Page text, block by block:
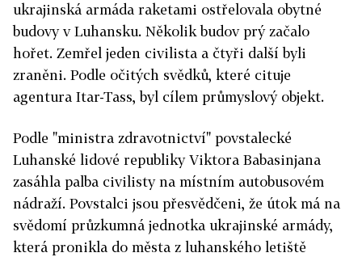
ukrajinská armáda raketami ostřelovala obytné
budovy v Luhansku. Několik budov prý začalo
hořet. Zemřel jeden civilista a čtyři další byli
zraněni. Podle očitých svědků, které cituje
agentura Itar-Tass, byl cílem průmyslový objekt.
Podle "ministra zdravotnictví" povstalecké
Luhanské lidové republiky Viktora Babasinjana
zasáhla palba civilisty na místním autobusovém
nádraží. Povstalci jsou přesvědčeni, že útok má na
svědomí průzkumná jednotka ukrajinské armády,
která pronikla do města z luhanského letiště